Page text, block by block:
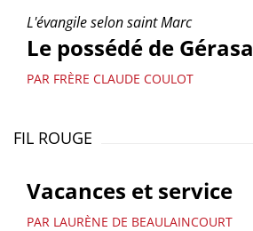
L'évangile selon saint Marc
Le possédé de Gérasa
PAR FRÈRE CLAUDE COULOT
FIL ROUGE
Vacances et service
PAR LAURÈNE DE BEAULAINCOURT